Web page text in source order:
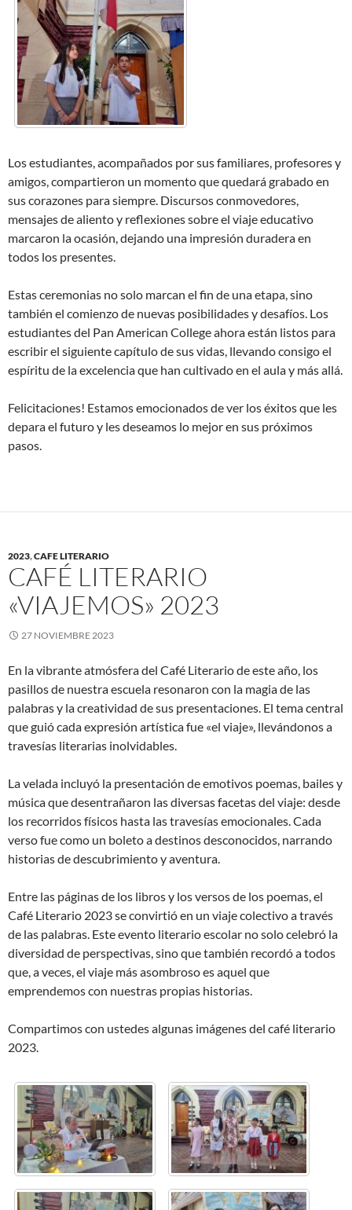
Los estudiantes, acompañados por sus familiares, profesores y
amigos, compartieron un momento que quedará grabado en
sus corazones para siempre. Discursos conmovedores,
mensajes de aliento y reflexiones sobre el viaje educativo
marcaron la ocasión, dejando una impresión duradera en
todos los presentes.
Estas ceremonias no solo marcan el fin de una etapa, sino
también el comienzo de nuevas posibilidades y desafíos. Los
estudiantes del Pan American College ahora están listos para
escribir el siguiente capítulo de sus vidas, llevando consigo el
espíritu de la excelencia que han cultivado en el aula y más allá.
Felicitaciones! Estamos emocionados de ver los éxitos que les
depara el futuro y les deseamos lo mejor en sus próximos
pasos.
2023,CAFE LITERARIO
CAFÉ LITERARIO
«VIAJEMOS» 2023
27 NOVIEMBRE 2023
En la vibrante atmósfera del Café Literario de este año, los
pasillos de nuestra escuela resonaron con la magia de las
palabras y la creatividad de sus presentaciones. El tema central
que guió cada expresión artística fue «el viaje», llevándonos a
travesías literarias inolvidables.
La velada incluyó la presentación de emotivos poemas, bailes y
música que desentrañaron las diversas facetas del viaje: desde
los recorridos físicos hasta las travesías emocionales. Cada
verso fue como un boleto a destinos desconocidos, narrando
historias de descubrimiento y aventura.
Entre las páginas de los libros y los versos de los poemas, el
Café Literario 2023 se convirtió en un viaje colectivo a través
de las palabras. Este evento literario escolar no solo celebró la
diversidad de perspectivas, sino que también recordó a todos
que, a veces, el viaje más asombroso es aquel que
emprendemos con nuestras propias historias.
Compartimos con ustedes algunas imágenes del café literario
2023.